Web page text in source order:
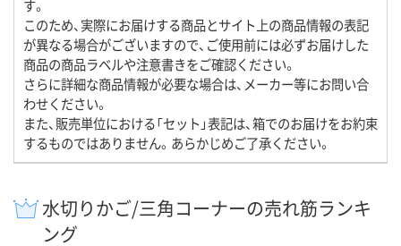
す。
このため、実際にお届けする商品とサイト上の商品情報の表記
が異なる場合がございますので、ご使用前には必ずお届けした
商品の商品ラベルや注意書きをご確認ください。
さらに詳細な商品情報が必要な場合は、メーカー等にお問い合
わせください。
また、販売単位における「セット」表記は、箱でのお届けをお約束
するものではありません。あらかじめご了承ください。
水切りかご/三角コーナーの売れ筋ランキ
ング